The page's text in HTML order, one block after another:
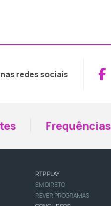
redes sociais
Frequências
RTP PLAY
EM DIRETO
REVER PROGRAMAS